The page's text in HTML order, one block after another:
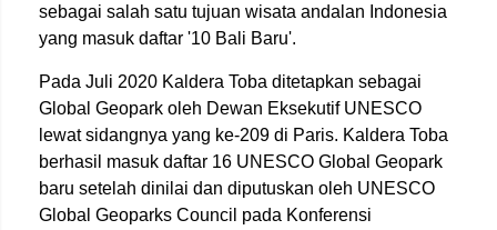
sebagai salah satu tujuan wisata andalan Indonesia
yang masuk daftar '10 Bali Baru'.
Pada Juli 2020 Kaldera Toba ditetapkan sebagai
Global Geopark oleh Dewan Eksekutif UNESCO
lewat sidangnya yang ke-209 di Paris. Kaldera Toba
berhasil masuk daftar 16 UNESCO Global Geopark
baru setelah dinilai dan diputuskan oleh UNESCO
Global Geoparks Council pada Konferensi